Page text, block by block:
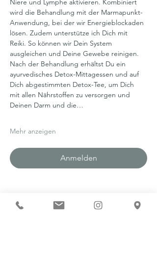
Niere und Lymphe aktivieren. Kombiniert
wird die Behandlung mit der Marmapunkt-
Anwendung, bei der wir Energieblockaden
lösen. Zudem unterstütze ich Dich mit
Reiki. So können wir Dein System
ausgleichen und Deine Gewebe reinigen.
Nach der Behandlung erhältst Du ein
ayurvedisches Detox-Mittagessen und auf
Dich abgestimmten Detox-Tee, um Dich
mit allen Nährstoffen zu versorgen und
Deinen Darm und die…
Mehr anzeigen
Anmelden